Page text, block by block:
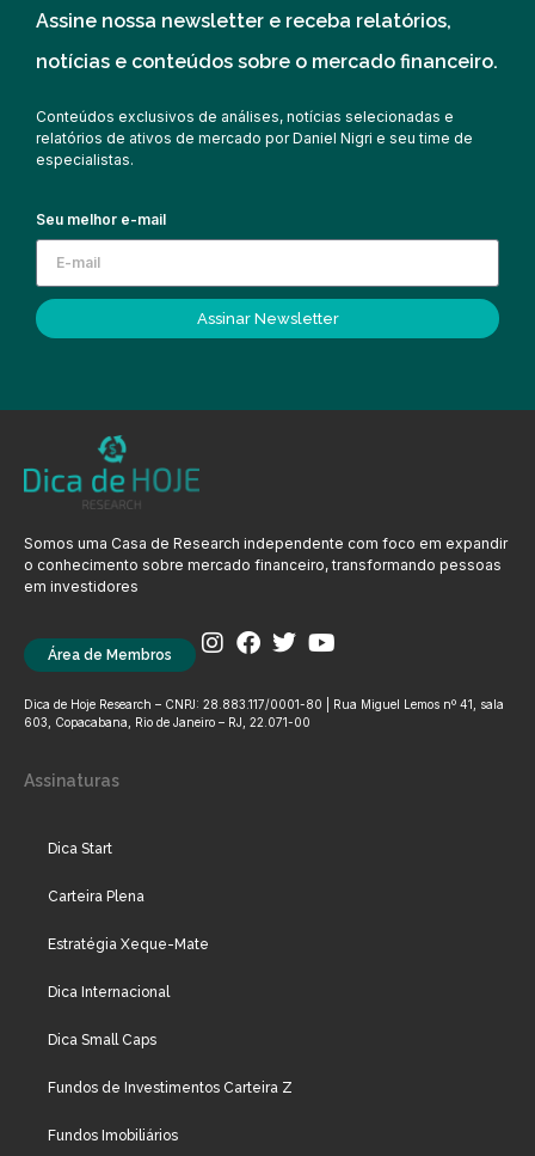
Assine nossa newsletter e receba relatórios,
notícias e conteúdos sobre o mercado financeiro.
Conteúdos exclusivos de análises, notícias selecionadas e
relatórios de ativos de mercado por Daniel Nigri e seu time de
especialistas.
Seu melhor e-mail
Assinar Newsletter
Somos uma Casa de Research independente com foco em expandir
o conhecimento sobre mercado financeiro, transformando pessoas
em investidores
Área de Membros
Dica de Hoje Research – CNPJ: 28.883.117/0001-80 | Rua Miguel Lemos nº 41, sala
603, Copacabana, Rio de Janeiro – RJ, 22.071-00
Assinaturas
Dica Start
Carteira Plena
Estratégia Xeque-Mate
Dica Internacional
Dica Small Caps
Fundos de Investimentos Carteira Z
Fundos Imobiliários